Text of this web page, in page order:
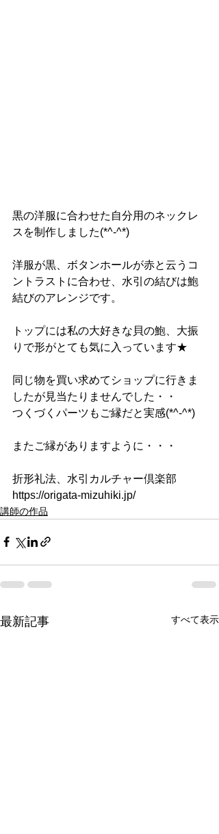
黒の洋服に合わせた自分用のネックレ
スを制作しました(*^-^*)
洋服が黒、ボタンホールが赤と云うコ
ントラストに合わせ、水引の結びは鮑
結びのアレンジです。
トップには私の大好きな貝の鮑、大振
りで形がとても気に入っています★
同じ物を買い求めてショップに行きま
したが見当たりませんでした・・
つくづくパーツもご縁だと実感(*^-^*)
またご縁がありますように・・・
折形礼法、水引カルチャー倶楽部
https://origata-mizuhiki.jp/
講師の作品
最新記事 すべて表示